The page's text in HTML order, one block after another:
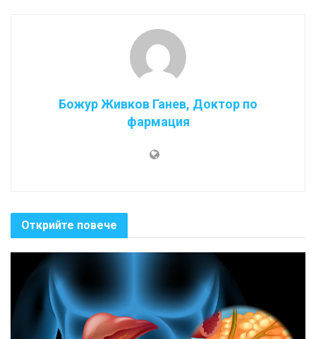
Божур Живков Ганев, Доктор по
фармация
Открийте повече